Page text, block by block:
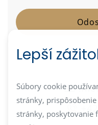
Lepší
Súbory cookie
stránky,
stránky, poskytovanie